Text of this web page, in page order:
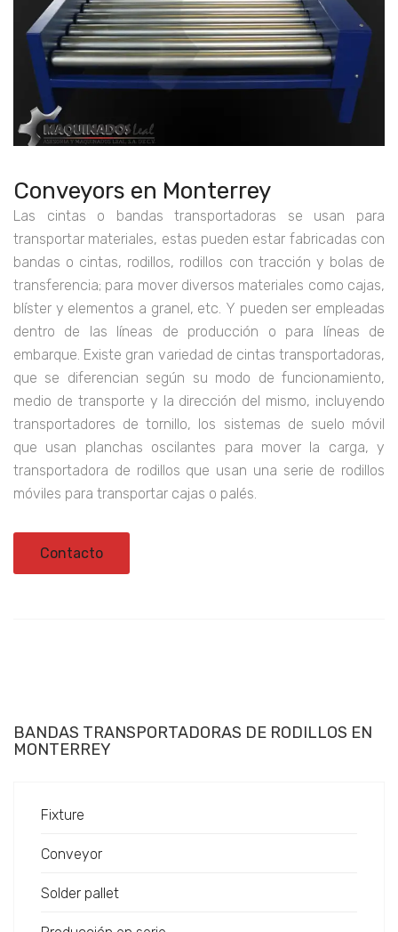
Conveyors en Monterrey
Las cintas o bandas transportadoras se usan para
transportar materiales, estas pueden estar fabricadas con
bandas o cintas, rodillos, rodillos con tracción y bolas de
transferencia; para mover diversos materiales como cajas,
blíster y elementos a granel, etc. Y pueden ser empleadas
dentro de las líneas de producción o para líneas de
embarque. Existe gran variedad de cintas transportadoras,
que se diferencian según su modo de funcionamiento,
medio de transporte y la dirección del mismo, incluyendo
transportadores de tornillo, los sistemas de suelo móvil
que usan planchas oscilantes para mover la carga, y
transportadora de rodillos que usan una serie de rodillos
móviles para transportar cajas o palés.
Contacto
BANDAS TRANSPORTADORAS DE RODILLOS EN
MONTERREY
Fixture
Conveyor
Solder pallet